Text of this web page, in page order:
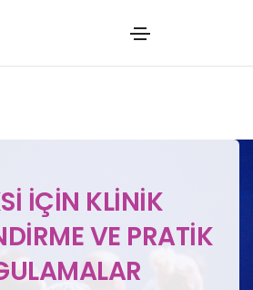
IÇIN KLINIK
VE PRATIK